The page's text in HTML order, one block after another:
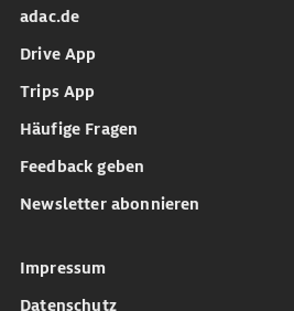
adac.de
Drive App
Trips App
Häufige Fragen
Feedback geben
Newsletter abonnieren
Impressum
Datenschutz